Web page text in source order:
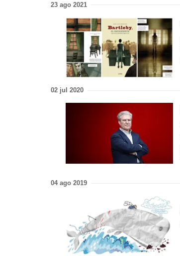
23 ago 2021
02 jul 2020
04 ago 2019